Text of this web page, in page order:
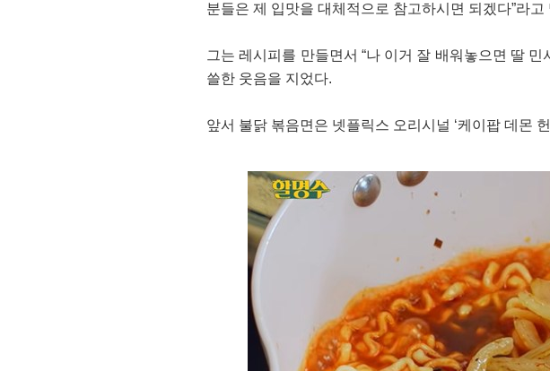
분들은 제 입맛을 대체적으로 참고하시면 되겠다”라고
그는 레시피를 만들면서 “나 이거 잘 배워놓으면 딸
쓸한 웃음을 지었다.
앞서 불닭 볶음면은 넷플릭스 오리시널 ‘케이팝 데몬